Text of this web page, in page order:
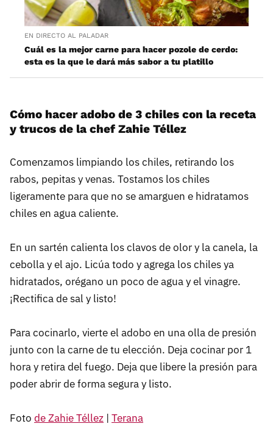
EN DIRECTO AL PALADAR
Cuál es la mejor carne para hacer pozole de cerdo:
esta es la que le dará más sabor a tu platillo
Cómo hacer adobo de 3 chiles con la receta
y trucos de la chef Zahie Téllez
Comenzamos limpiando los chiles, retirando los
rabos, pepitas y venas. Tostamos los chiles
ligeramente para que no se amarguen e hidratamos
chiles en agua caliente.
En un sartén calienta los clavos de olor y la canela, la
cebolla y el ajo. Licúa todo y agrega los chiles ya
hidratados, orégano un poco de agua y el vinagre.
¡Rectifica de sal y listo!
Para cocinarlo, vierte el adobo en una olla de presión
junto con la carne de tu elección. Deja cocinar por 1
hora y retira del fuego. Deja que libere la presión para
poder abrir de forma segura y listo.
Foto de Zahie Téllez | Terana